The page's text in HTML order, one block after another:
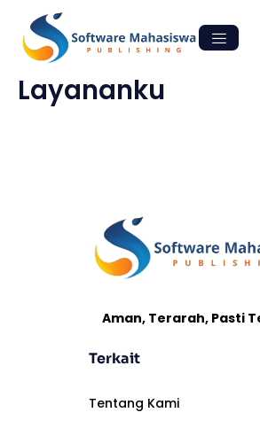
content
Layananku
Aman, Terarah, Pasti
Terkait
Tentang Kami